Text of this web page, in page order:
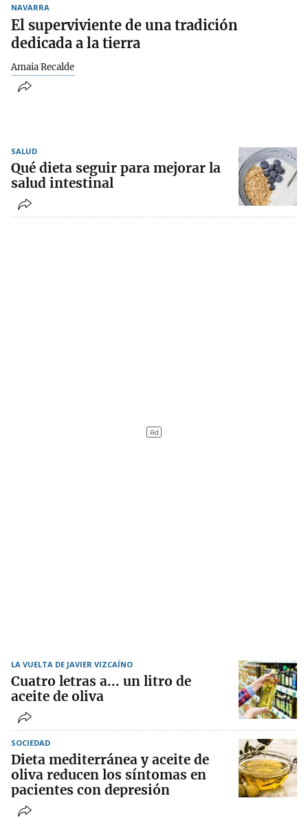
NAVARRA
El superviviente de una tradición
dedicada a la tierra
Amaia Recalde
SALUD
Qué dieta seguir para mejorar la
salud intestinal
LA VUELTA DE JAVIER VIZCAÍNO
Cuatro letras a... un litro de
aceite de oliva
SOCIEDAD
Dieta mediterránea y aceite de
oliva reducen los síntomas en
pacientes con depresión